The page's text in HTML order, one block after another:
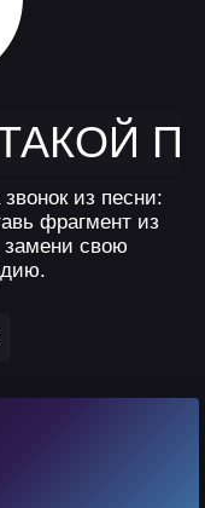
ТАКОЙ
из песни:
фрагмент из
замени свою